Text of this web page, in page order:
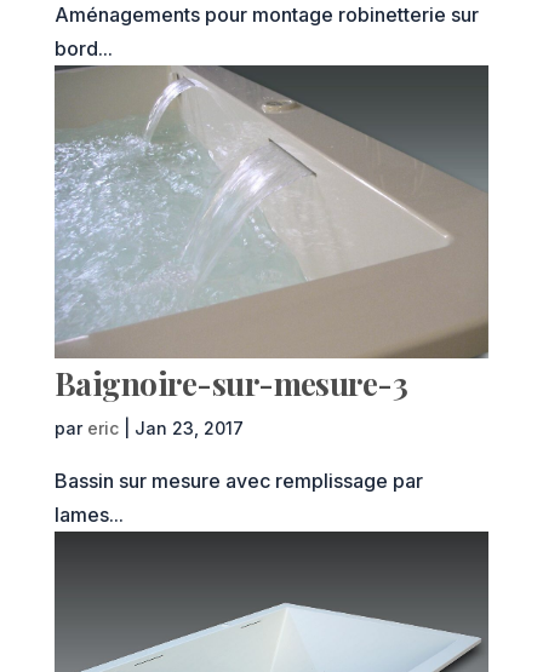
Aménagements pour montage robinetterie sur
bord...
Baignoire-sur-mesure-3
par eric| Jan 23, 2017
Bassin sur mesure avec remplissage par
lames...